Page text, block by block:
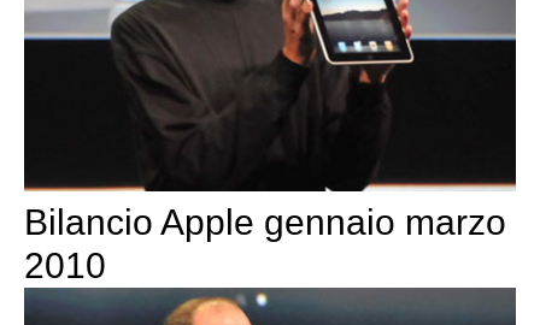
Bilancio Apple gennaio marzo
2010